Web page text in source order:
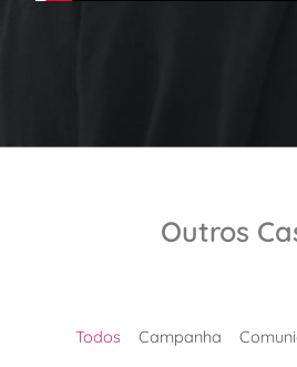
Outros
Todos Campanha